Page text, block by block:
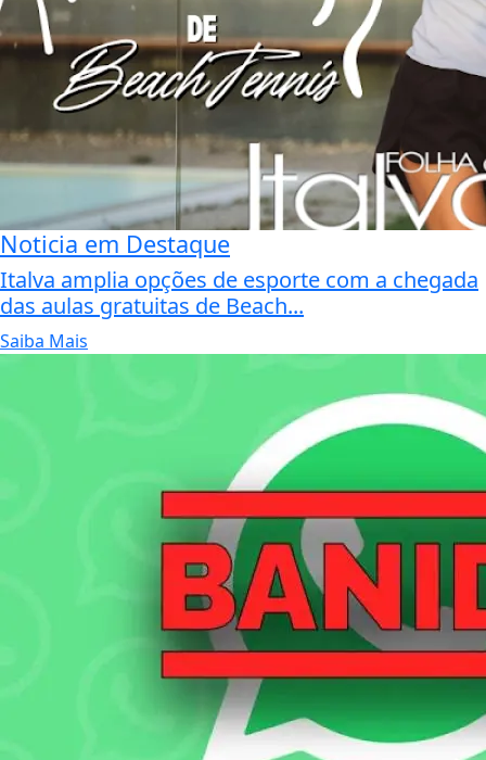
Noticia em Destaque
Italva amplia opções de esporte com a chegada
das aulas gratuitas de Beach...
Saiba Mais